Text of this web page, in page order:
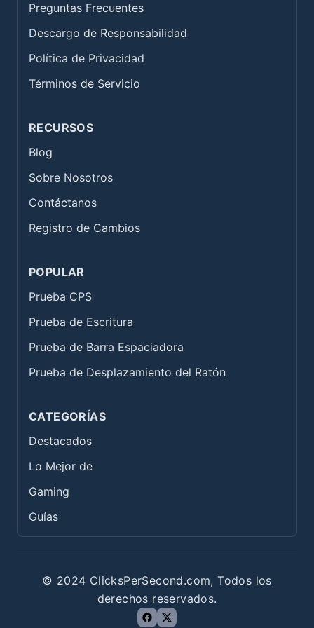
Preguntas Frecuentes
Descargo de Responsabilidad
Política de Privacidad
Términos de Servicio
RECURSOS
Blog
Sobre Nosotros
Contáctanos
Registro de Cambios
POPULAR
Prueba CPS
Prueba de Escritura
Prueba de Barra Espaciadora
Prueba de Desplazamiento del Ratón
CATEGORÍAS
Destacados
Lo Mejor de
Gaming
Guías
© 2024 ClicksPerSecond.com, Todos los
derechos reservados.